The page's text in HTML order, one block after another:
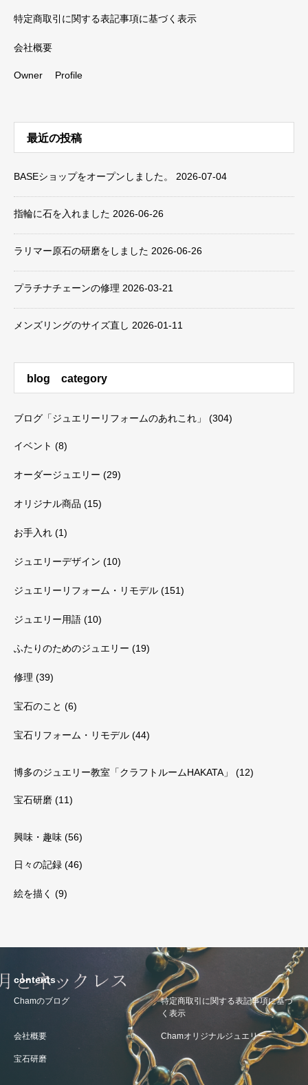
特定商取引に関する表記事項に基づく表示
会社概要
Owner Profile
最近の投稿
BASEショップをオープンしました。 2026-07-04
指輪に石を入れました 2026-06-26
ラリマー原石の研磨をしました 2026-06-26
プラチナチェーンの修理 2026-03-21
メンズリングのサイズ直し 2026-01-11
blog category
ブログ「ジュエリーリフォームのあれこれ」 (304)
イベント (8)
オーダージュエリー (29)
オリジナル商品 (15)
お手入れ (1)
ジュエリーデザイン (10)
ジュエリーリフォーム・リモデル (151)
ジュエリー用語 (10)
ふたりのためのジュエリー (19)
修理 (39)
宝石のこと (6)
宝石リフォーム・リモデル (44)
博多のジュエリー教室「クラフトルームHAKATA」 (12)
宝石研磨 (11)
興味・趣味 (56)
日々の記録 (46)
絵を描く (9)
contents
Chamのブログ
特定商取引に関する表記事項に基づ
く表示
会社概要 Chamオリジナルジュエリー
宝石研磨